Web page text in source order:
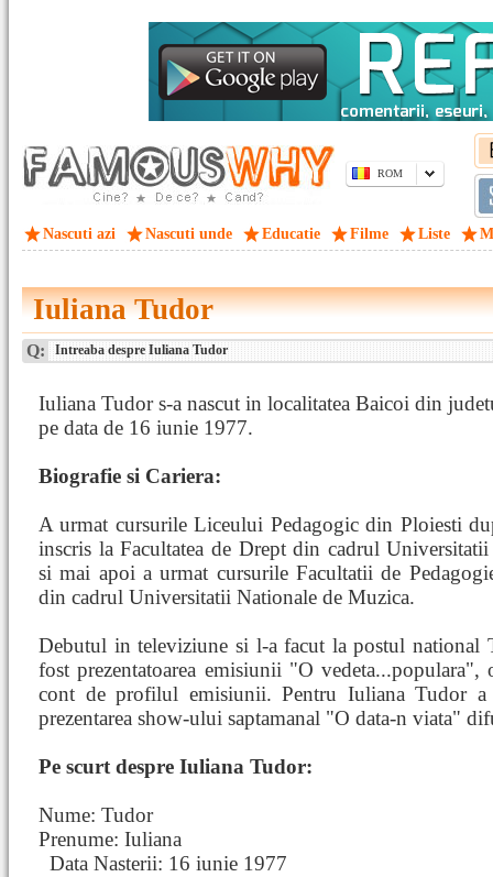
ROM
Nascuti azi Nascuti unde Educatie Filme Liste
Iuliana Tudor
Q: Intreaba despre Iuliana Tudor
Iuliana Tudor s-a nascut in localitatea Baicoi din
pe data de 16 iunie 1977.
Biografie si Cariera:
A urmat cursurile Liceului Pedagogic din Ploiesti
inscris la Facultatea de Drept din cadrul
si mai apoi a urmat cursurile Facultatii de
din cadrul Universitatii Nationale de Muzica.
Debutul in televiziune si l-a facut la postul
fost prezentatoarea emisiunii "O
cont de profilul emisiunii. Pentru Iuliana Tudor
prezentarea show-ului saptamanal "O data-n viata"
Pe scurt despre Iuliana Tudor:
Nume: Tudor
Prenume: Iuliana
Data Nasterii: 16 iunie 1977